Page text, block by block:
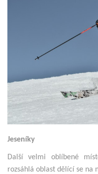
Jeseníky
Další velmi oblíbené
rozsáhlá oblast dělící se na